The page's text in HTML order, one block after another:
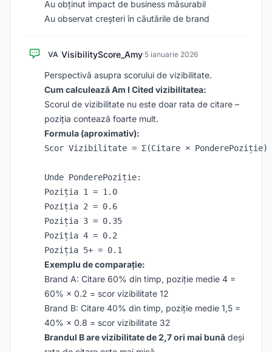
Au obținut impact de business măsurabil
Au observat creșteri în căutările de brand
VA VisibilityScore_Amy·5 ianuarie 2026
Perspectivă asupra scorului de vizibilitate.
Cum calculează Am I Cited vizibilitatea:
Scorul de vizibilitate nu este doar rata de citare –
poziția contează foarte mult.
Formula (aproximativ):
Scor Vizibilitate = Σ(Citare ×
Unde PonderePoziție:
Poziția 1 = 1.0
Poziția 2 = 0.6
Poziția 3 = 0.35
Poziția 4 = 0.2
Exemplu de comparație:
Brand A: Citare 60% din timp, poziție medie 4 =
60% × 0.2 = scor vizibilitate 12
Brand B: Citare 40% din timp, poziție medie 1,5 =
40% × 0.8 = scor vizibilitate 32
Brandul B are vizibilitate de 2,7 ori mai bună deși